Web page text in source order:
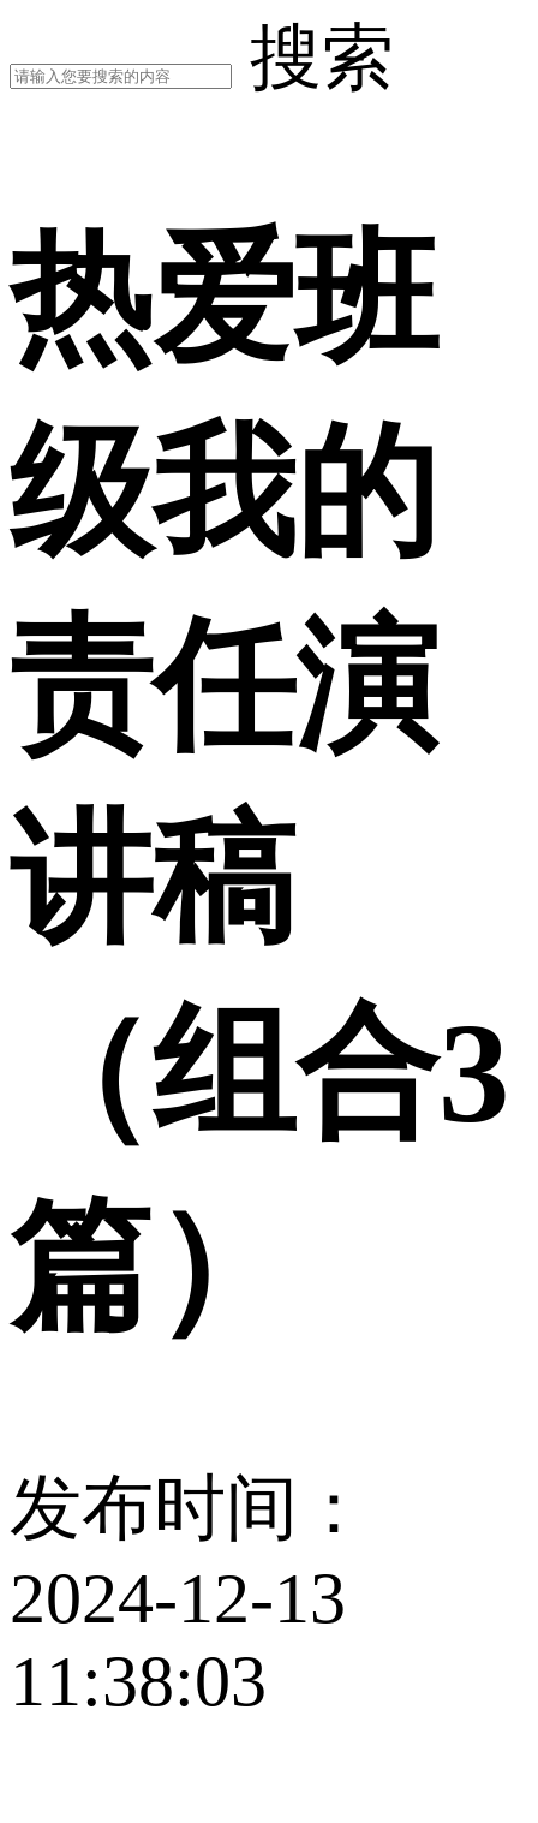
搜索
热爱班
级我的
责任演
讲稿
（组合3
篇）
发布时间：
2024-12-13
11:38:03